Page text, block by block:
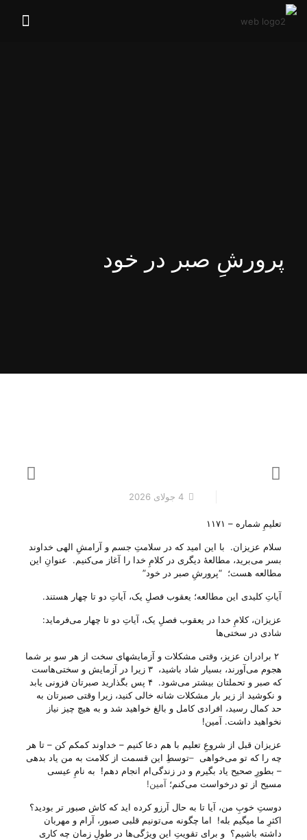
پرورشِ صبر در خود
4 جولای 2026
تعلیمِ شماره – ۱۱۷۱
سلام عزیزان. با این امید که در سلامتِ جسم و آرامشِ الهی خداوند
بسر می‌‌برید، مطالعهٔ دیگری در کلامِ خدا را آغاز می‌‌کنیم. عنوانِ این
مطالعه هست؛ “پرورشِ صبر در خود”
آیاتِ کلیدی این مطالعه؛ یعقوب فصلِ یک، آیاتِ دو تا چهار هستند.
عزیزان، کلامِ خدا در یعقوب فصلِ یک، آیاتِ دو تا چهار می‌فرماید:
شادی در سختی‌ها
۲ برادران عزیز، وقتی مشکلات و آزمایشهای سخت از هر سو بر شما
هجوم می‌آورند، بسیار شاد باشید، ۳ زیرا در آزمایش و سختی‌هاست
که صبر و تحملتان بیشتر می‌شود. ۴ پس بگذارید صبرتان فزونی یابد
و نکوشید از زیر بار مشکلات شانه خالی کنید، زیرا وقتی صبرتان به
حد کمال رسید، افرادی کامل و بالغ خواهید شد و به هیچ چیز نیاز
نخواهید داشت. آمین!
عزیزان قبل از شروعِ تعلیم با هم دعا کنیم – خداوند کمکم کن – تا هر
چه را که تو می‌خواهی –توسطِ این قسمت از کلامت به من یاد بدهی
– بطورِ صحیح یاد بگیرم و در زندگی‌ام انجام دهم! به نامِ عیسی
مسیح از تو درخواست می‌کنم؛ آمین!
دوستِ خوبِ من، آیا تا به حال آرزو کرده اید که کاش صبور تر بودید؟
اکثرِ ما میگیم بله! اما چگونه می‌‌تونیم قلبی صبور، آرام و مهربان
داشته باشیم؟ و برای تقویتِ این ویژگی‌ها در طولِ زمان چه کاری